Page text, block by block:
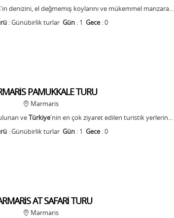
denizini, el değmemiş koylarını ve mükemmel manzara...
: Günübirlik turlarGün : 1Gece: 0
PAMUKKALE TURU
Marmaris
veTürkiye'nin en çok ziyaret edilen turistik yerlerin...
: Günübirlik turlarGün : 1Gece: 0
AT SAFARİ TURU
Marmaris